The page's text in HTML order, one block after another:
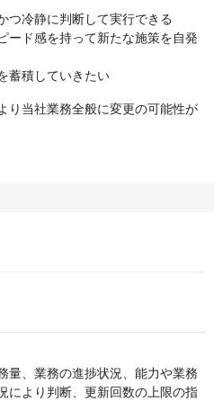
つ冷静に判断して実行できる
ード感を持って新たな施策を自発
蓄積していきたい
り当社業務全般に変更の可能性が
量、業務の進捗状況、能力や業務
により判断、更新回数の上限の指